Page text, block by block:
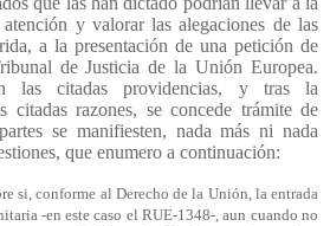
atención y valorar las alegaciones de las
a la presentación de una petición de
de Justicia de la Unión Europea.
las citadas providencias, y tras la
citadas razones, se concede trámite de
se manifiesten, nada más ni nada
que enumero a continuación:
si, conforme al Derecho de la Unión, la entrada
-en este caso el RUE-1348-, aun cuando no